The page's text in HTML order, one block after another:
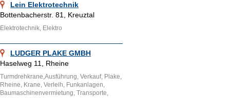
Lein Elektrotechnik
Bottenbacherstr. 81, Kreuztal
Elektrotechnik, Elektro
LUDGER PLAKE GMBH
Haselweg 11, Rheine
Turmdrehkrane,Ausführung, Verkauf, Plake,
Rheine, Krane, Verleih, Funkanlagen,
Baumaschinenvermietung, Transporte,